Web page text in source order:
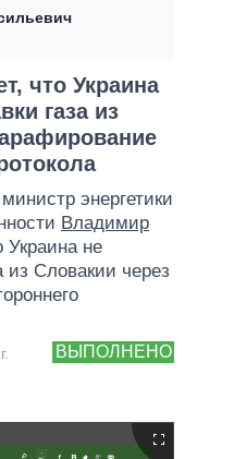
МИР
что Украина
газа из
энергетики
Владимир
Украина не
из Словакии через
ВЫПОЛНЕНО